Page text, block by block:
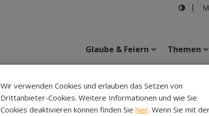
Glaube & Feiern Themen
Wir verwenden Cookies und erlauben das Setzen von
Drittanbieter-Cookies. Weitere Informationen und wie Sie
Cookies deaktivieren können finden Sie hier. Wenn Sie mit